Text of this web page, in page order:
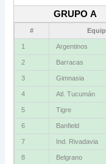
GRUPO A
#
1 Argentinos
2 Barracas
3 Gimnasia
4 Atl. Tucumán
5 Tigre
6 Banfield
7 Ind. Rivadavia
8 Belgrano